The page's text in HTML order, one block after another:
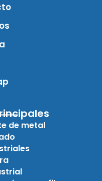
de metal